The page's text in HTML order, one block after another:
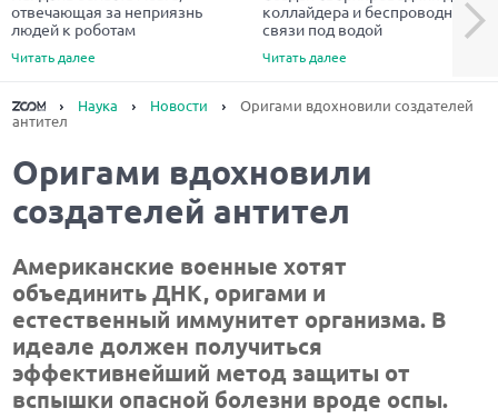
отвечающая за неприязнь
людей к роботам
Читать далее
коллайдера и беспроводной
связи под водой
Читать далее
Next
Наука Новости
Оригами вдохновили создателей
антител
Оригами вдохновили
создателей антител
Американские военные хотят
объединить ДНК, оригами и
естественный иммунитет организма. В
идеале должен получиться
эффективнейший метод защиты от
вспышки опасной болезни вроде оспы.